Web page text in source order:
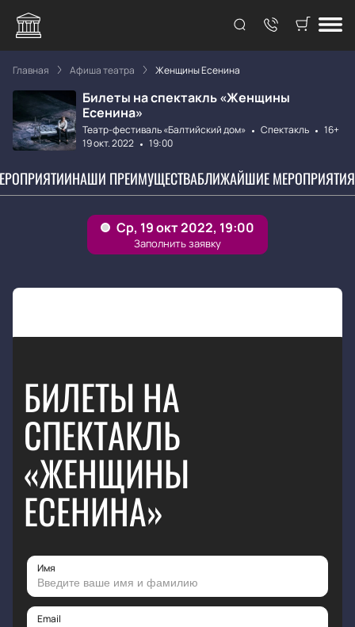
Главная Афиша театра Женщины Есенина
Билеты на спектакль «Женщины
Есенина»
Театр-фестиваль «Балтийский дом» Спектакль
16+
19 окт. 2022
19:00
НАШИ ПРЕИМУЩЕСТВАБЛИЖАЙШИЕ МЕРОПРИЯТИЯ
БИЛЕТЫ НА
СПЕКТАКЛЬ
«ЖЕНЩИНЫ
ЕСЕНИНА»
Имя
Email